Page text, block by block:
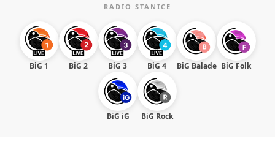
RADIO STANICE
BiG 1 BiG 2 BiG 3 BiG 4 BiG Balade BiG Folk
BiG iG BiG Rock